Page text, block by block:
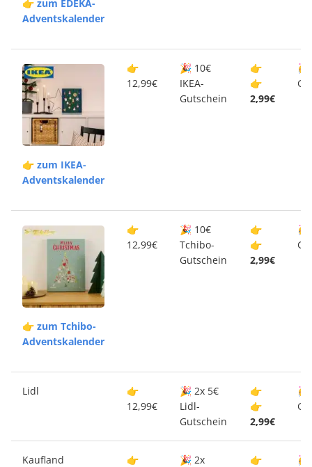
👉 zum EDEKA-
Adventskalender
👉 zum IKEA-
Adventskalender
👉
12,99€
🎉 10€
IKEA-
Gutschein
👉
👉
2,99€
🥳
👉 zum Tchibo-
Adventskalender
👉
12,99€
🎉 10€
Tchibo-
Gutschein
👉
👉
2,99€
🥳
Lidl
👉
12,99€
🎉 2x 5€
Lidl-
Gutschein
👉
👉
2,99€
🥳
Kaufland
👉
🎉 2x
👉
🥳